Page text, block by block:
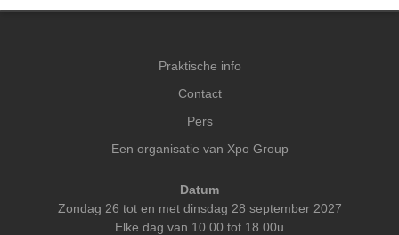
Praktische info
Contact
Pers
Een organisatie van Xpo Group
Datum
Zondag 26 tot en met dinsdag 28 september 2027
Elke dag van 10.00 tot 18.00u